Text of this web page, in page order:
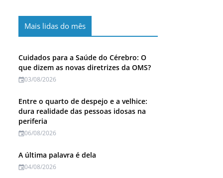
Mais lidas do mês
Cuidados para a Saúde do Cérebro: O
que dizem as novas diretrizes da OMS?
03/08/2026
Entre o quarto de despejo e a velhice:
dura realidade das pessoas idosas na
periferia
06/08/2026
A última palavra é dela
04/08/2026